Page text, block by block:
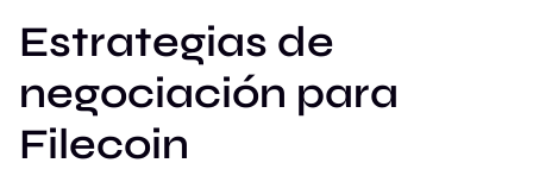
Estrategias de
negociación para
Filecoin